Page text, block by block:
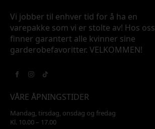
Vi jobber til enhver tid for å ha en
varepakke som vi er stolte av! Hos oss
finner garantert alle kvinner sine
garderobefavoritter. VELKOMMEN!
VÅRE ÅPNINGSTIDER
Mandag, tirsdag, onsdag og fredag
Kl. 10.00 – 17.00